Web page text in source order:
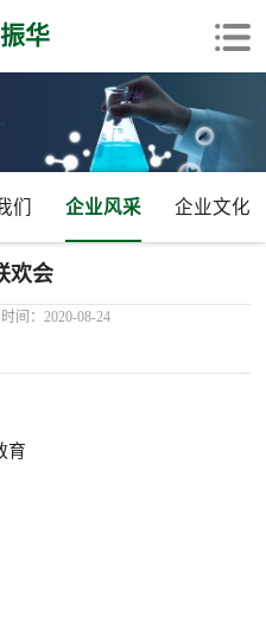
华
们 企业风采 企业文化
欢会
时间：2020-08-24
育